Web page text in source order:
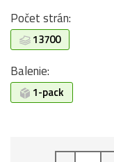
Počet strán:
13700
Balenie:
1-pack